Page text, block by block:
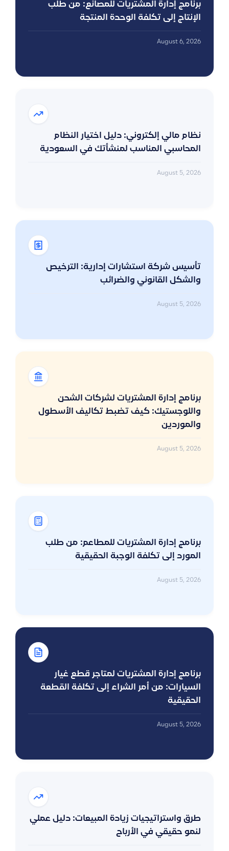
برنامج إدارة المشتريات للمصانع: من طلب
الإنتاج إلى تكلفة الوحدة المنتجة
August 6, 2026
نظام مالي إلكتروني: دليل اختيار النظام
المحاسبي المناسب لمنشأتك في السعودية
August 5, 2026
تأسيس شركة استشارات إدارية: الترخيص
والشكل القانوني والضرائب
August 5, 2026
برنامج إدارة المشتريات لشركات الشحن
واللوجستيك: كيف تضبط تكاليف الأسطول
والموردين
August 5, 2026
برنامج إدارة المشتريات للمطاعم: من طلب
المورد إلى تكلفة الوجبة الحقيقية
August 5, 2026
برنامج إدارة المشتريات لمتاجر قطع غيار
السيارات: من أمر الشراء إلى تكلفة القطعة
الحقيقية
August 5, 2026
طرق واستراتيجيات زيادة المبيعات: دليل عملي
لنمو حقيقي في الأرباح